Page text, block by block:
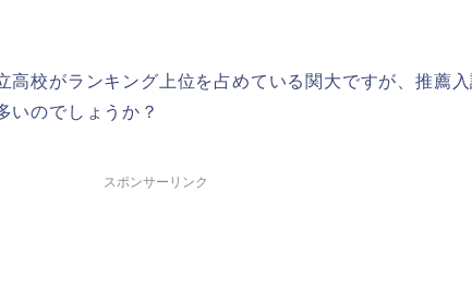
高校がランキング上位を占めている関大ですが、推薦
いのでしょうか？
スポンサーリンク